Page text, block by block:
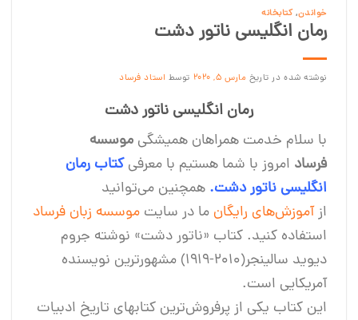
خواندن,کتابخانه
رمان انگلیسی ناتور دشت
نوشته شده در تاریخ مارس 5, 2020 توسط استاد فرساد
رمان انگلیسی ناتور دشت
با سلام خدمت همراهان همیشگی موسسه
فرساد امروز با شما هستیم با معرفیکتاب رمان
انگلیسی ناتور دشت. همچنین می‌توانید
ازآموزش‌های رایگان ما در سایت موسسه زبان فرساد
استفاده کنید. کتاب «ناتور دشت» نوشته جروم
دیوید سالینجر(۲۰۱۰-۱۹۱۹) مشهورترین نویسنده
آمریکایی است.
این کتاب یکی از پرفروش‌ترین‌ کتابهای تاریخ ادبیات